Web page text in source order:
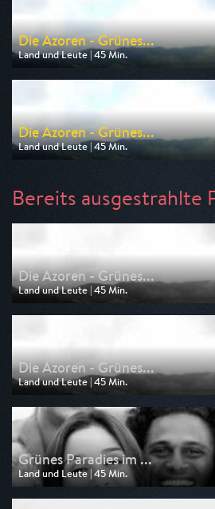
Die Azoren - Grünes...
Land und Leute | 45 Min.
am 06.09.2026, 21:05
Die Azoren - Grünes...
Land und Leute | 45 Min.
Bereits ausgestrahlte
Die Azoren - Grünes...
Land und Leute | 45 Min.
Ausgestrahlt von 3sat
am 23.02.2026, 05:15
Die Azoren - Grünes...
Land und Leute | 45 Min.
Ausgestrahlt von 3sat
am 21.02.2026, 16:45
Grünes Paradies im ...
Land und Leute | 45 Min.
Ausgestrahlt von Phoenix
am 25.09.2025, 01:30